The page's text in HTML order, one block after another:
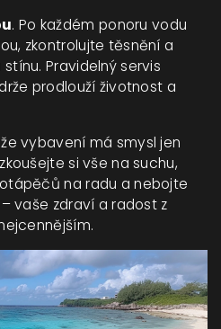
. Po každém ponoru vodu
zkontrolujte těsnění a
Pravidelný servis
prodlouží životnost a
vybavení má smysl jen
si vše na suchu,
na radu a nebojte
vaše zdraví a radost z